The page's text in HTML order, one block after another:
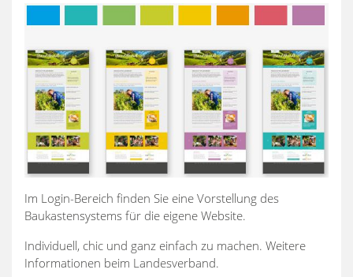
Im Login-Bereich finden Sie eine Vorstellung des
Baukastensystems für die eigene Website.
Individuell, chic und ganz einfach zu machen. Weitere
Informationen beim Landesverband.